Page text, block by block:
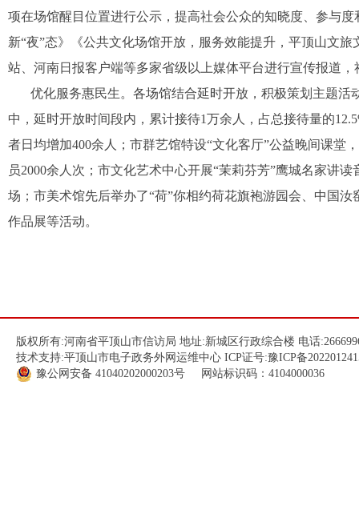
项在场馆醒目位置进行公示，提高社会公众的知晓度、参与
新“夜”态》《公共文化场馆开放，服务效能提升，平顶山文
站、河南日报客户端等多家省级以上媒体平台进行宣传报道
优化服务惠民生。各场馆结合延时开放，积极策划主题
中，延时开放时间段内，累计接待1万余人，占总接待量的
者日均增加400余人；市群艺馆特设“文化客厅”公益晚间课
员2000余人次；市文化艺术中心开展“茉莉芬芳”鹰城名家讲
场；市美术馆先后举办了“荷”你相约荷花旗袍游园会、中国
作品展等活动。
版权所有:河南省平顶山市信访局 地址:新城区行政综合楼 电话
技术支持:平顶山市电子政务外网运维中心 ICP证号:豫ICP备
豫公网安备 41040202000203号 网站标识码：4104000036